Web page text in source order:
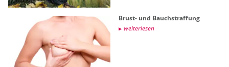
Brust- und Bauch­straf­fung
wei­ter­le­sen